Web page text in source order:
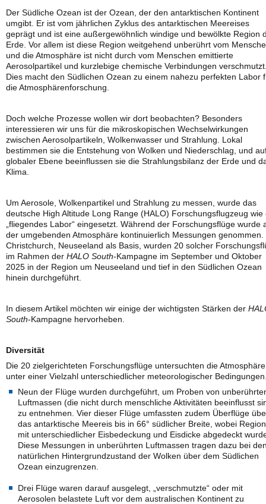
Der Südliche Ozean ist der Ozean, der den antarktischen Kontinent
umgibt. Er ist vom jährlichen Zyklus des antarktischen Meereises
geprägt und ist eine außergewöhnlich windige und bewölkte Region
Erde. Vor allem ist diese Region weitgehend unberührt vom
und die Atmosphäre ist nicht durch vom Menschen emittierte
Aerosolpartikel und kurzlebige chemische Verbindungen
Dies macht den Südlichen Ozean zu einem nahezu perfekten Labor
die Atmosphärenforschung.
Doch welche Prozesse wollen wir dort beobachten? Besonders
interessieren wir uns für die mikroskopischen Wechselwirkungen
zwischen Aerosolpartikeln, Wolkenwasser und Strahlung. Lokal
bestimmen sie die Entstehung von Wolken und Niederschlag, und
globaler Ebene beeinflussen sie die Strahlungsbilanz der Erde und
Klima.
Um Aerosole, Wolkenpartikel und Strahlung zu messen, wurde das
deutsche High Altitude Long Range (HALO) Forschungsflugzeug wie
„fliegendes Labor“ eingesetzt. Während der Forschungsflüge wurde
der umgebenden Atmosphäre kontinuierlich Messungen genommen.
Christchurch, Neuseeland als Basis, wurden 20 solcher
im Rahmen der HALO South-Kampagne im September und Oktober
2025 in der Region um Neuseeland und tief in den Südlichen Ozean
hinein durchgeführt.
In diesem Artikel möchten wir einige der wichtigsten Stärken der
South-Kampagne hervorheben.
Diversität
Die 20 zielgerichteten Forschungsflüge untersuchten die Atmosphäre
unter einer Vielzahl unterschiedlicher meteorologischer
Neun der Flüge wurden durchgeführt, um Proben von
Luftmassen (die nicht durch menschliche Aktivitäten beeinflusst
zu entnehmen. Vier dieser Flüge umfassten zudem Überflüge
das antarktische Meereis bis in 66° südlicher Breite, wobei
mit unterschiedlicher Eisbedeckung und Eisdicke abgedeckt
Diese Messungen in unberührten Luftmassen tragen dazu bei
natürlichen Hintergrundzustand der Wolken über dem Südlichen
Ozean einzugrenzen.
Drei Flüge waren darauf ausgelegt, „verschmutzte“ oder mit
Aerosolen belastete Luft vor dem australischen Kontinent zu